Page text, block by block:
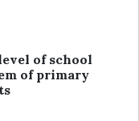
of school
of primary